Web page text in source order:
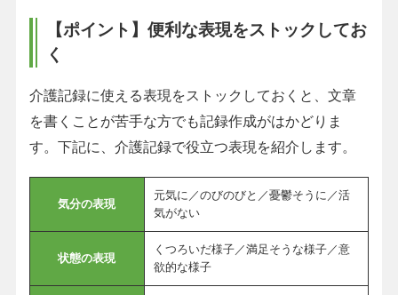
【ポイント】便利な表現をストックしてお
く
介護記録に使える表現をストックしておくと、文章
を書くことが苦手な方でも記録作成がはかどりま
す。下記に、介護記録で役立つ表現を紹介します。
気分の表現
元気に／のびのびと／憂鬱そうに／活
気がない
状態の表現
くつろいだ様子／満足そうな様子／意
欲的な様子